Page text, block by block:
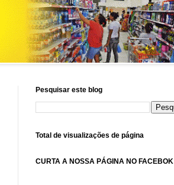
Pesquisar este blog
Total de visualizações de página
CURTA A NOSSA PÁGINA NO FACEBOK